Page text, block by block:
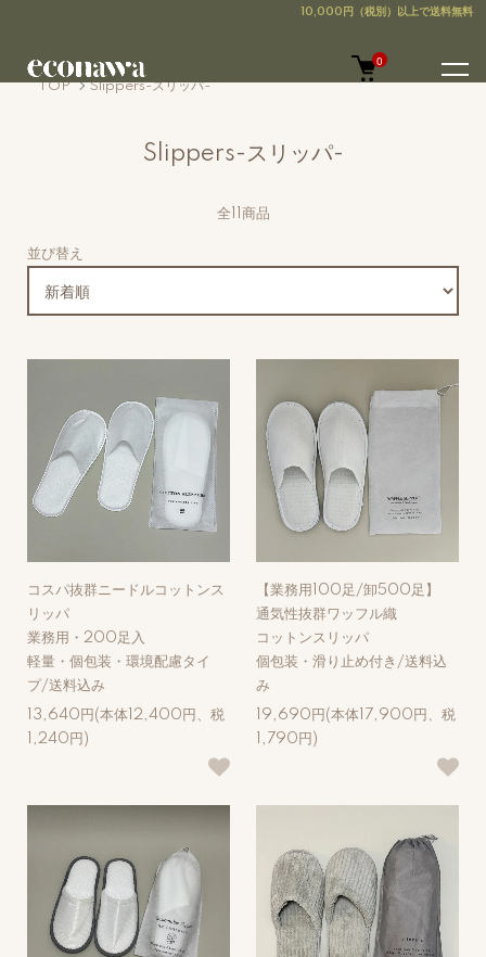
0
TOP Slippers-スリッパ-
Slippers-スリッパ-
全11商品
並び替え
コスパ抜群ニードルコットンス
リッパ
業務用・200足入
軽量・個包装・環境配慮タイ
プ/送料込み
13,640円(本体12,400円、税
1,240円)
【業務用100足/卸500足】
通気性抜群ワッフル織
コットンスリッパ
個包装・滑り止め付き/送料込
み
19,690円(本体17,900円、税
1,790円)